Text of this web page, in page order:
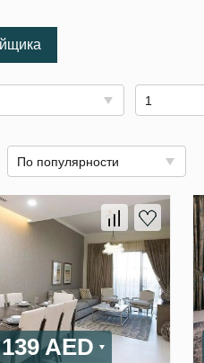
1
По популярности
AED